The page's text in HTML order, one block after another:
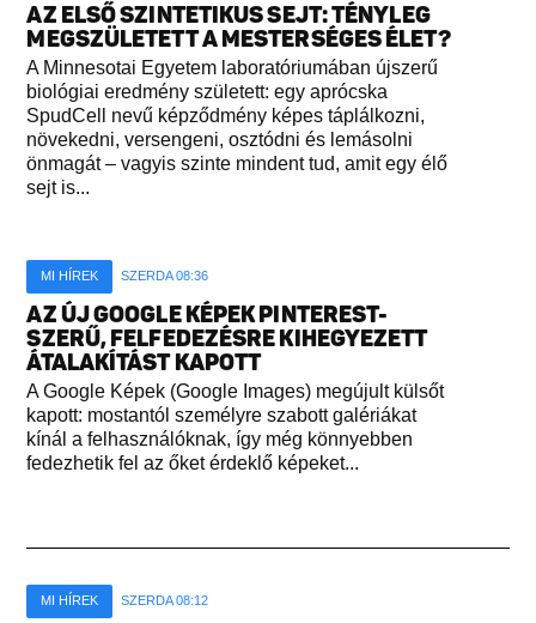
AZ ELSŐ SZINTETIKUS SEJT: TÉNYLEG
MEGSZÜLETETT A MESTERSÉGES ÉLET?
A Minnesotai Egyetem laboratóriumában újszerű
biológiai eredmény született: egy aprócska
SpudCell nevű képződmény képes táplálkozni,
növekedni, versengeni, osztódni és lemásolni
önmagát – vagyis szinte mindent tud, amit egy élő
sejt is...
MI HÍREK SZERDA 08:36
AZ ÚJ GOOGLE KÉPEK PINTEREST-
SZERŰ, FELFEDEZÉSRE KIHEGYEZETT
ÁTALAKÍTÁST KAPOTT
A Google Képek (Google Images) megújult külsőt
kapott: mostantól személyre szabott galériákat
kínál a felhasználóknak, így még könnyebben
fedezhetik fel az őket érdeklő képeket...
MI HÍREK SZERDA 08:12